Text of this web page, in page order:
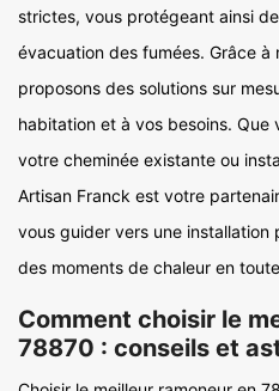
strictes, vous protégeant ainsi
évacuation des fumées. Grâce
proposons des solutions sur
habitation et à vos besoins. Que
votre cheminée existante ou
Artisan Franck est votre
vous guider vers une installation
des moments de chaleur en
Comment choisir le
78870 : conseils et